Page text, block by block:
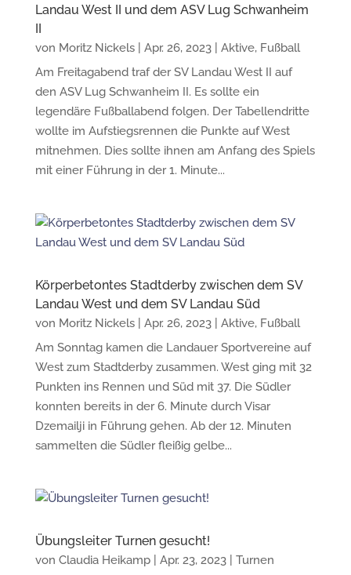
Landau West II und dem ASV Lug Schwanheim
II
von Moritz Nickels| Apr. 26, 2023| Aktive, Fußball
Am Freitagabend traf der SV Landau West II auf
den ASV Lug Schwanheim II. Es sollte ein
legendäre Fußballabend folgen. Der Tabellendritte
wollte im Aufstiegsrennen die Punkte auf West
mitnehmen. Dies sollte ihnen am Anfang des Spiels
mit einer Führung in der 1. Minute...
Körperbetontes Stadtderby zwischen dem SV
Landau West und dem SV Landau Süd
von Moritz Nickels| Apr. 26, 2023| Aktive, Fußball
Am Sonntag kamen die Landauer Sportvereine auf
West zum Stadtderby zusammen. West ging mit 32
Punkten ins Rennen und Süd mit 37. Die Südler
konnten bereits in der 6. Minute durch Visar
Dzemailji in Führung gehen. Ab der 12. Minuten
sammelten die Südler fleißig gelbe...
Übungsleiter Turnen gesucht!
von Claudia Heikamp| Apr. 23, 2023| Turnen